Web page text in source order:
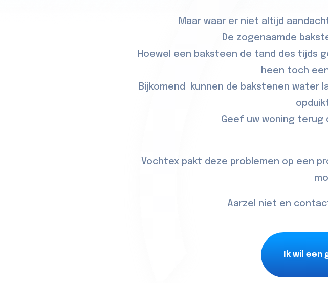
Maar waar er niet altijd
De zogenaamde
Hoewel een baksteen de tand des tijds
heen toch
Bijkomend kunnen de bakstenen water
Geef uw woning
Vochtex pakt deze problemen op een
Aarzel niet en
Ik wil een